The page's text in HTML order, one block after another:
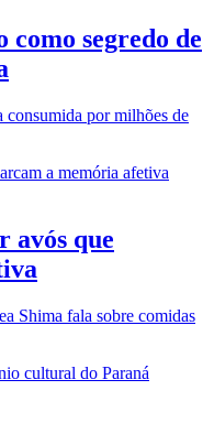
como segredo de
consumida por milhões de
avós que
Shima fala sobre comidas